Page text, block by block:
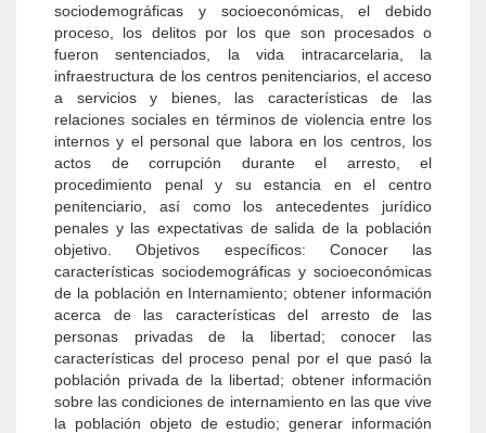
sociodemográficas y socioeconómicas, el debido
proceso, los delitos por los que son procesados o
fueron sentenciados, la vida intracarcelaria, la
infraestructura de los centros penitenciarios, el acceso
a servicios y bienes, las características de las
relaciones sociales en términos de violencia entre los
internos y el personal que labora en los centros, los
actos de corrupción durante el arresto, el
procedimiento penal y su estancia en el centro
penitenciario, así como los antecedentes jurídico
penales y las expectativas de salida de la población
objetivo. Objetivos específicos: Conocer las
características sociodemográficas y socioeconómicas
de la población en Internamiento; obtener información
acerca de las características del arresto de las
personas privadas de la libertad; conocer las
características del proceso penal por el que pasó la
población privada de la libertad; obtener información
sobre las condiciones de internamiento en las que vive
la población objeto de estudio; generar información